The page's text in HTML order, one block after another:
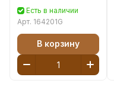
белый глянцевый
Есть в наличии
Арт. 164201G
В корзину